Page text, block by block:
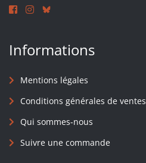
Informations
Mentions légales
Conditions générales de ventes
Qui sommes-nous
Suivre une commande